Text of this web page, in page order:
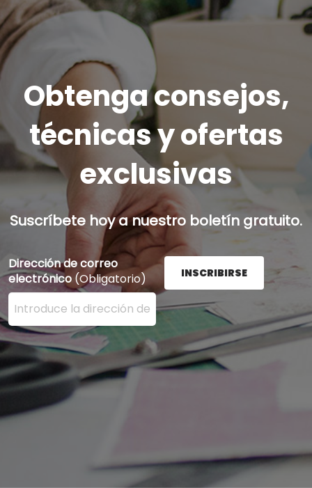
Obtenga consejos,
técnicas y ofertas
exclusivas
Suscríbete hoy a nuestro boletín gratuito.
Dirección de correo
electrónico (Obligatorio)
Ingrese su dirección de correo electrónico aquí y
INSCRIBIRSE